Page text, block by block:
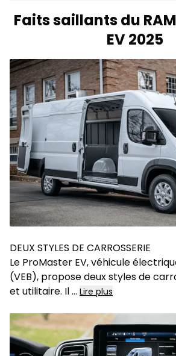
Faits saillants du
EV 2025
DEUX STYLES DE CARROSSERIE
Le ProMaster EV, véhicule
(VEB), propose deux styles de
et utilitaire. Il... Lire plus